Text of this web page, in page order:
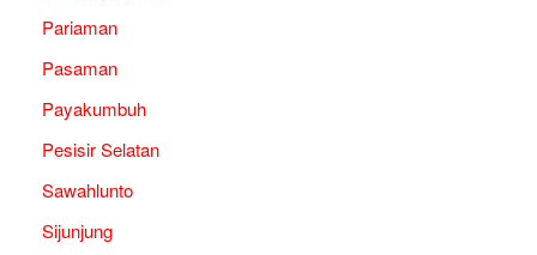
Pariaman
Pasaman
Payakumbuh
Pesisir Selatan
Sawahlunto
Sijunjung